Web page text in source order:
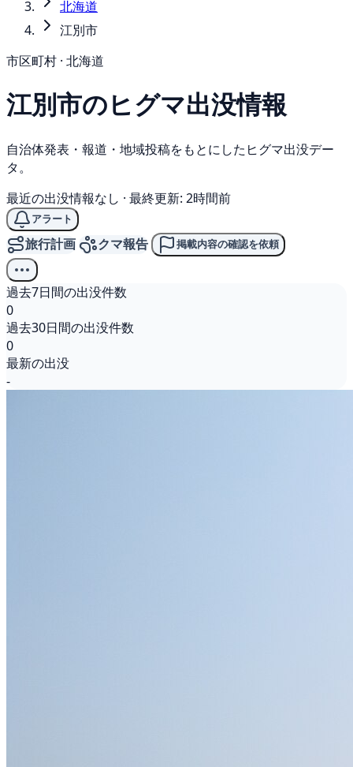
北海道
江別市
市区町村 · 北海道
江別市のヒグマ出没情報
自治体発表・報道・地域投稿をもとにしたヒグマ出没デー
タ。
最近の出没情報なし · 最終更新: 2時間前
アラート
旅行計画 クマ報告 掲載内容の確認を依頼
過去7日間の出没件数
0
過去30日間の出没件数
0
最新の出没
-